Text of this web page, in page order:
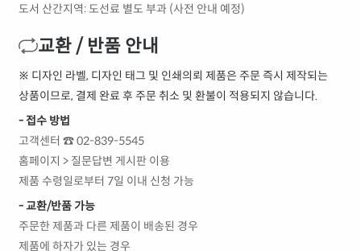
도서 산간지역: 도선료 별도 부과 (사전 안내 예정)
교환 / 반품 안내
※ 디자인 라벨, 디자인 태그 및 인쇄의뢰 제품은 주문 즉시 제작되는
상품이므로, 결제 완료 후 주문 취소 및 환불이 적용되지 않습니다.
- 접수 방법
고객센터 ☎ 02-839-5545
홈페이지 > 질문답변 게시판 이용
제품 수령일로부터 7일 이내 신청 가능
- 교환/반품 가능
주문한 제품과 다른 제품이 배송된 경우
제품에 하자가 있는 경우